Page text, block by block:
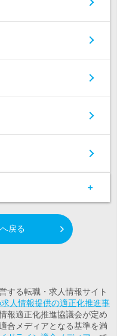
戻る
する転職・求人情報サイト
人情報提供の適正化推進事
報適正化推進協議会が定め
合メディアとなる基準を満